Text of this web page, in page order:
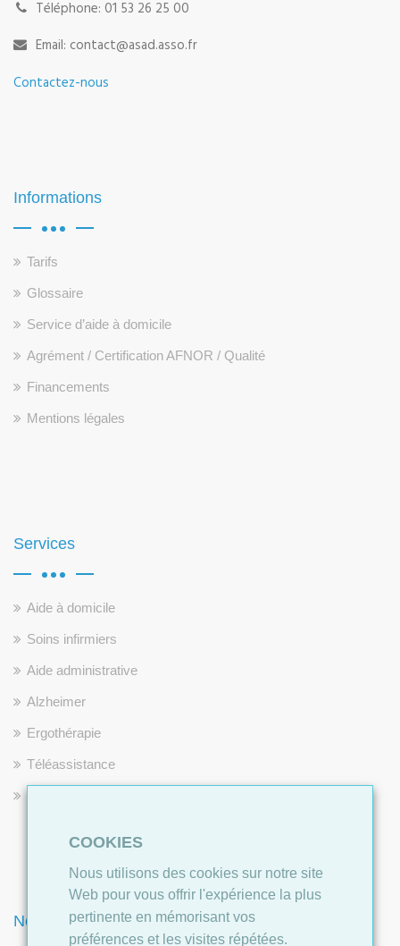
Téléphone: 01 53 26 25 00
Email: contact@asad.asso.fr
Contactez-nous
Informations
Tarifs
Glossaire
Service d’aide à domicile
Agrément / Certification AFNOR / Qualité
Financements
Mentions légales
Services
Aide à domicile
Soins infirmiers
Aide administrative
Alzheimer
Ergothérapie
Téléassistance
Newsletter
COOKIES
Nous utilisons des cookies sur notre site
Web pour vous offrir l'expérience la plus
pertinente en mémorisant vos
préférences et les visites répétées.